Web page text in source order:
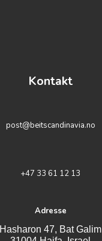
Kontakt
post@beitscandinavia.no
+47 33 61 12 13
Adresse
Hasharon 47, Bat Galim